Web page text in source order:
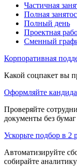
Частичная
Полная
Полный день
Проектная
Сменный
Корпоративная
Какой соцпакет вы
Оформляйте
Проверяйте
документы без
Ускорьте подбор в 2
Автоматизируйте
собирайте